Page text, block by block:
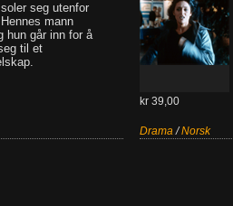
seg utenfor
mann
hun går inn for å
til et
kr 39,00
Drama/Norsk